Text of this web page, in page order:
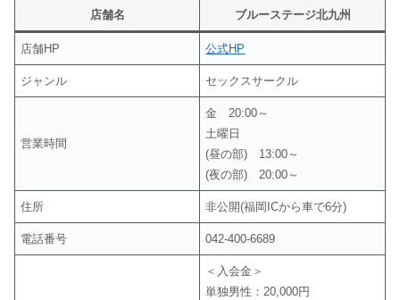
店舗名 ブルーステージ北九州
店舗HP 公式HP
ジャンル セックスサークル
営業時間
金 20:00～
土曜日
(昼の部) 13:00～
(夜の部) 20:00～
住所 非公開(福岡ICから車で6分)
電話番号 042-400-6689
＜入会金＞
単独男性：20,000円